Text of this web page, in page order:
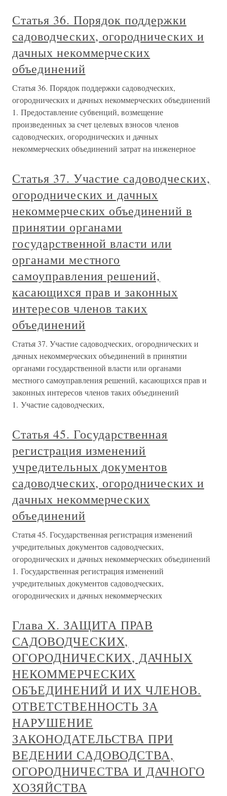
Статья 36. Порядок поддержки
садоводческих, огороднических и
дачных некоммерческих
объединений
Статья 36. Порядок поддержки садоводческих,
огороднических и дачных некоммерческих объединений
1. Предоставление субвенций, возмещение
произведенных за счет целевых взносов членов
садоводческих, огороднических и дачных
некоммерческих объединений затрат на инженерное
Статья 37. Участие садоводческих,
огороднических и дачных
некоммерческих объединений в
принятии органами
государственной власти или
органами местного
самоуправления решений,
касающихся прав и законных
интересов членов таких
объединений
Статья 37. Участие садоводческих, огороднических и
дачных некоммерческих объединений в принятии
органами государственной власти или органами
местного самоуправления решений, касающихся прав и
законных интересов членов таких объединений
1. Участие садоводческих,
Статья 45. Государственная
регистрация изменений
учредительных документов
садоводческих, огороднических и
дачных некоммерческих
объединений
Статья 45. Государственная регистрация изменений
учредительных документов садоводческих,
огороднических и дачных некоммерческих объединений
1. Государственная регистрация изменений
учредительных документов садоводческих,
огороднических и дачных некоммерческих
Глава X. ЗАЩИТА ПРАВ
САДОВОДЧЕСКИХ,
ОГОРОДНИЧЕСКИХ, ДАЧНЫХ
НЕКОММЕРЧЕСКИХ
ОБЪЕДИНЕНИЙ И ИХ ЧЛЕНОВ.
ОТВЕТСТВЕННОСТЬ ЗА
НАРУШЕНИЕ
ЗАКОНОДАТЕЛЬСТВА ПРИ
ВЕДЕНИИ САДОВОДСТВА,
ОГОРОДНИЧЕСТВА И ДАЧНОГО
ХОЗЯЙСТВА